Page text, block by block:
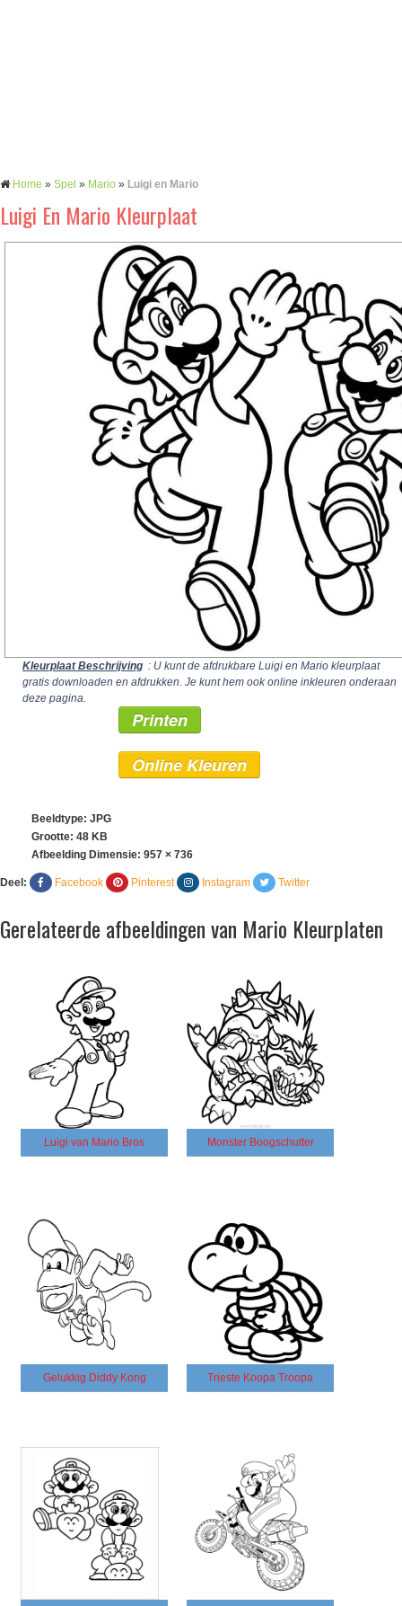
Home » Spel » Mario » Luigi en Mario
Luigi En Mario Kleurplaat
Kleurplaat Beschrijving : U kunt de afdrukbare Luigi en Mario kleurplaat
gratis downloaden en afdrukken. Je kunt hem ook online inkleuren onderaan
deze pagina.
Printen
Online Kleuren
Beeldtype: JPG
Grootte: 48 KB
Afbeelding Dimensie: 957 × 736
Deel: Facebook Pinterest Instagram Twitter
Gerelateerde afbeeldingen van Mario Kleurplaten
Luigi van Mario Bros Monster Boogschutter
Gelukkig Diddy Kong Trieste Koopa Troopa